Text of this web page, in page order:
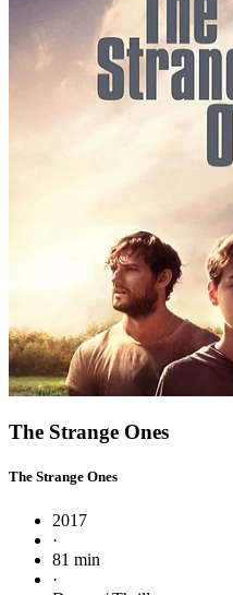
The Strange Ones
The Strange Ones
2017
·
81 min
·